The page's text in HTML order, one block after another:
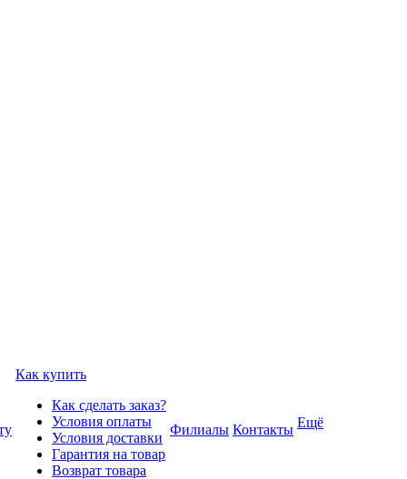
Как купить
Как сделать заказ?
Условия оплаты
Условия доставки
Гарантия на товар
Возврат товара
Филиалы Контакты Ещё